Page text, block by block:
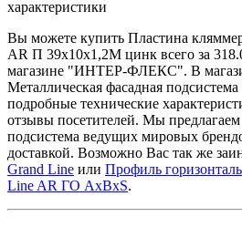
характеристики
Вы можете купить Пластина
AR П 39х10х1,2М цинк всего за
магазине "ИНТЕР-ФЛЕКС". В
Металлическая фасадная
подробные технические
отзывы посетителей. Мы
подсистема ведущих мировых
доставкой. Возможно Вас так же
Grand Line или Профиль
Line AR ГО AxBxS.